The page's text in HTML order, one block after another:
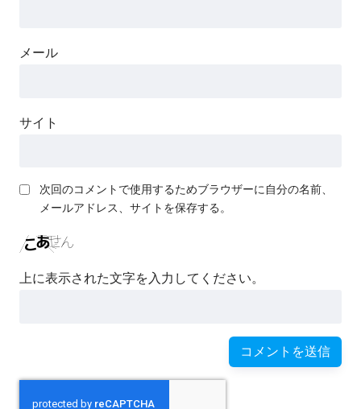
メール
サイト
次回のコメントで使用するためブラウザーに自分の名前、
メールアドレス、サイトを保存する。
上に表示された文字を入力してください。